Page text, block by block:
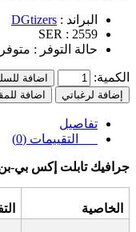
البراند : DGtizers
SER : 2559
حالة التوفر : متوفر
الكمية:
اضافة
إضافة لرغباتي
اضافة
تفاصيل
التقييمات (0)
جرافيك تابلت إكس بي-بن
الخاصية